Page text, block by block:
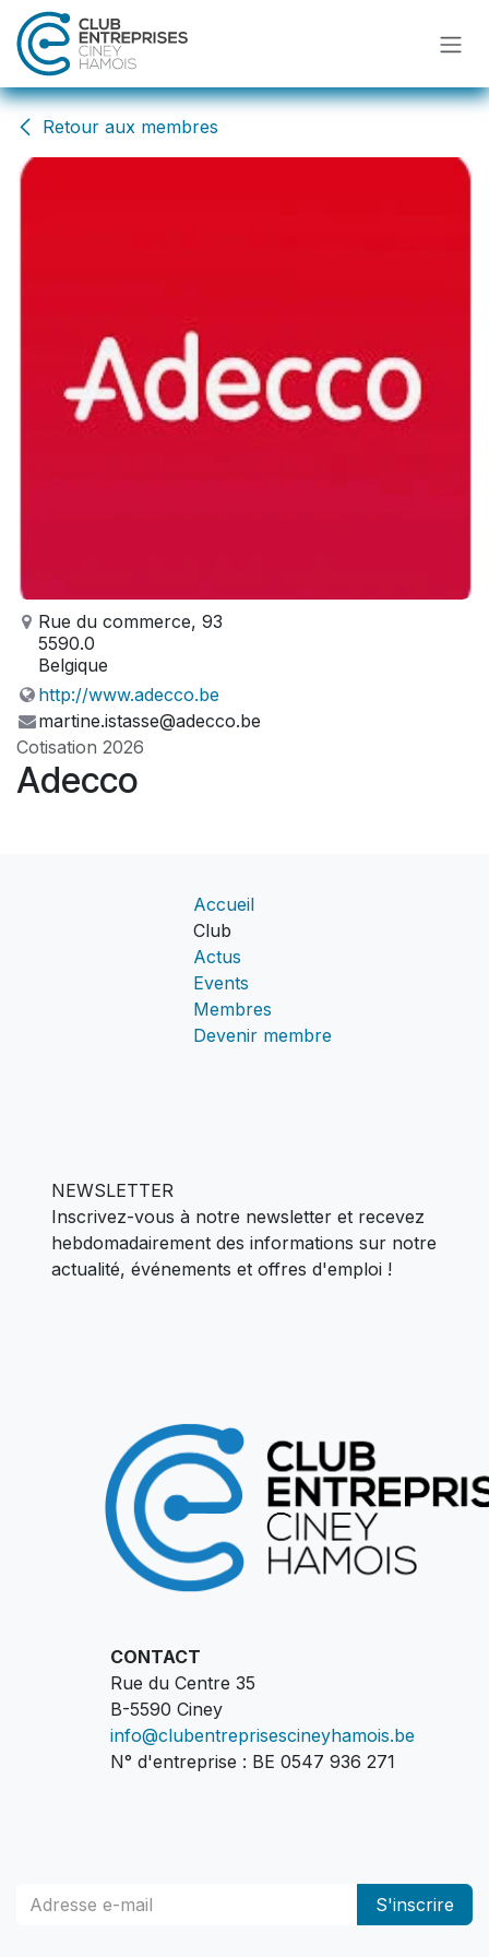
Se rendre au contenu
Retour aux membres
Rue du commerce, 93
5590.0
Belgique
http://www.adecco.be
martine.istasse@adecco.be
Cotisation 2026
Adecco
Accueil
Club
Actus
Events
Membres
Devenir membre
NEWSLETTER
Inscrivez-vous à notre newsletter et recevez
hebdomadairement des informations sur notre
actualité, événements et offres d'emploi !
CONTACT
Rue du Centre 35
B-5590 Ciney
info@clubentreprisescineyhamois.be
N° d'entreprise : BE 0547 936 271
S'inscrire